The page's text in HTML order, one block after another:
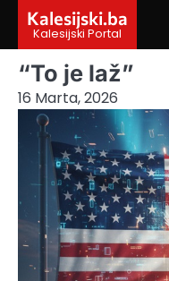
content
Kalesijski.ba
Kalesijski Portal
“To je laž”
16 Marta, 2026